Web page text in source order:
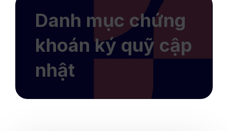
Danh mục chứng
khoán ký quỹ cập
nhật